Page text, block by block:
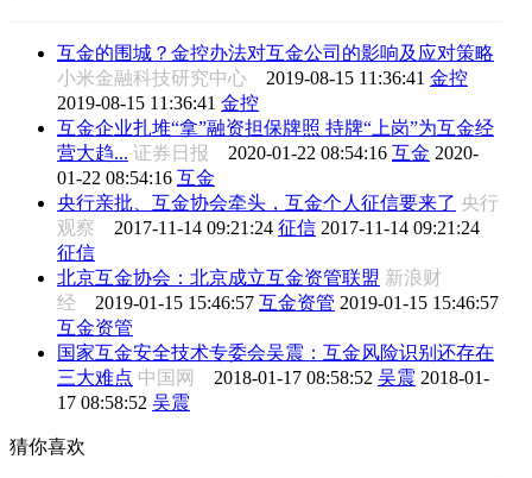
互金的围城？金控办法对互金公司的影响及应对策略
小米金融科技研究中心 2019-08-15 11:36:41 金控
2019-08-15 11:36:41 金控
互金企业扎堆“拿”融资担保牌照 持牌“上岗”为互金经
营大趋... 证券日报 2020-01-22 08:54:16 互金 2020-
01-22 08:54:16 互金
央行亲批、互金协会牵头，互金个人征信要来了 央行
观察 2017-11-14 09:21:24 征信 2017-11-14 09:21:24
征信
北京互金协会：北京成立互金资管联盟 新浪财
经 2019-01-15 15:46:57 互金资管 2019-01-15 15:46:57
互金资管
国家互金安全技术专委会吴震：互金风险识别还存在
三大难点 中国网 2018-01-17 08:58:52 吴震 2018-01-
17 08:58:52 吴震
猜你喜欢